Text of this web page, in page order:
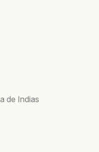
de Indias